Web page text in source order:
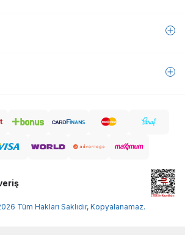
Tüm Hakları Saklıdır, Kopyalanamaz.